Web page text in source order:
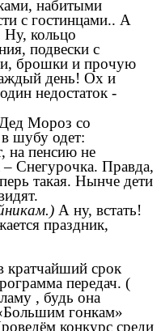
набитыми
с гостинцами.. А
кольцо
подвески с
брошки и прочую
день! Ох и
недостаток -
Мороз со
шубу одет:
на пенсию не
Снегурочка. Правда,
такая. Нынче дети
А ну, встать!
праздник,
кратчайший срок
передач. (
, будь она
гонкам»
конкурс среди